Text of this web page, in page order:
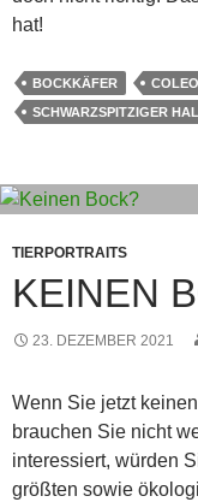
hat!
BOCKKÄFER
SCHWARZSPITZIGER
TIERPORTRAITS
KEINEN
23. DEZEMBER 2021
Wenn Sie jetzt
brauchen Sie nicht
interessiert, würden
größten sowie